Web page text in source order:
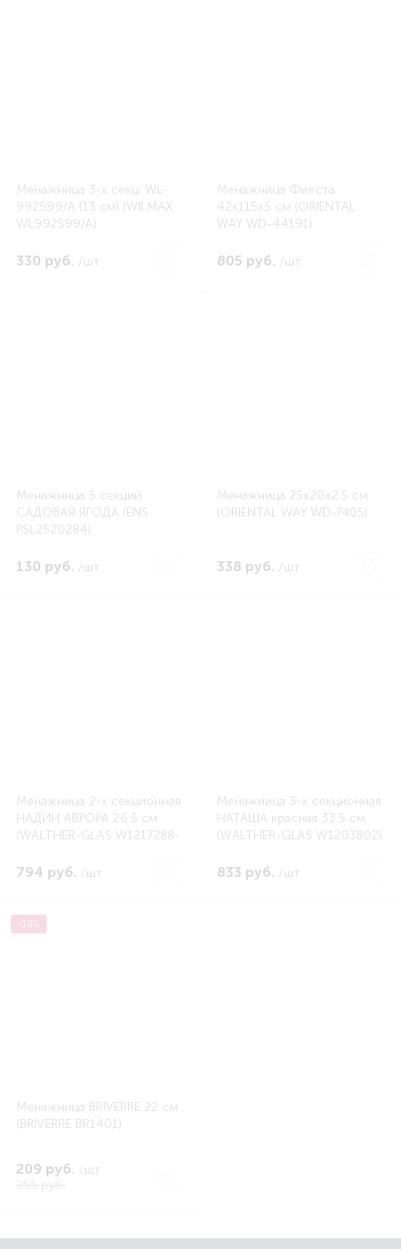
Менажница 3-х секц. WL-
992599/A (13 см) (WILMAX
WL992599/A)
330 руб. /шт
Менажница Фиеста
42х115х5 см (ORIENTAL
WAY WD-44191)
805 руб. /шт
Менажница 5 секций
САДОВАЯ ЯГОДА (ENS
PSL2520284)
130 руб. /шт
Менажница 25х20х2.5 см
(ORIENTAL WAY WD-7405)
338 руб. /шт
Менажница 2-х секционная
НАДИН АВРОРА 26.5 см
(WALTHER-GLAS W1217288-
794 руб. /шт
Менажница 3-х секционная
НАТАША красная 33.5 см
(WALTHER-GLAS W1203802)
833 руб. /шт
-18%
Менажница BRIVERRE 22 см
(BRIVERRE BR1401)
209 руб. /шт
255 руб.